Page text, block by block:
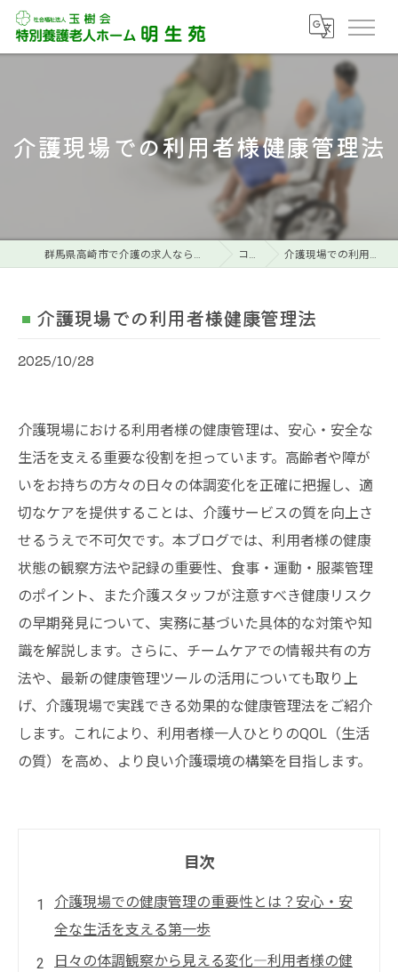
介護現場での利用者様健康管理法
群馬県高崎市で介護の求人なら特別養護老人ホーム明生苑 コラム 介護現場での利用者様健康管理法
介護現場での利用者様健康管理法
2025/10/28
介護現場における利用者様の健康管理は、安心・安全な
生活を支える重要な役割を担っています。高齢者や障が
いをお持ちの方々の日々の体調変化を正確に把握し、適
切なケアを提供することは、介護サービスの質を向上さ
せるうえで不可欠です。本ブログでは、利用者様の健康
状態の観察方法や記録の重要性、食事・運動・服薬管理
のポイント、また介護スタッフが注意すべき健康リスク
の早期発見について、実務に基づいた具体的な対策や知
識を解説します。さらに、チームケアでの情報共有の方
法や、最新の健康管理ツールの活用についても取り上
げ、介護現場で実践できる効果的な健康管理法をご紹介
します。これにより、利用者様一人ひとりのQOL（生活
の質）を高め、より良い介護環境の構築を目指します。
目次
介護現場での健康管理の重要性とは？安心・安
全な生活を支える第一歩
日々の体調観察から見える変化―利用者様の健